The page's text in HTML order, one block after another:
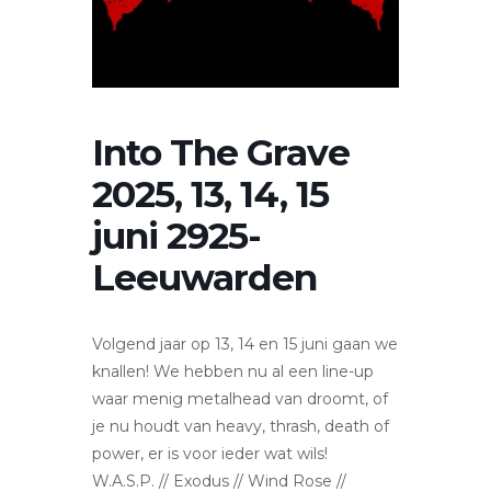
Into The Grave
2025, 13, 14, 15
juni 2925-
Leeuwarden
Volgend jaar op 13, 14 en 15 juni gaan we
knallen! We hebben nu al een line-up
waar menig metalhead van droomt, of
je nu houdt van heavy, thrash, death of
power, er is voor ieder wat wils!
W.A.S.P. // Exodus // Wind Rose //